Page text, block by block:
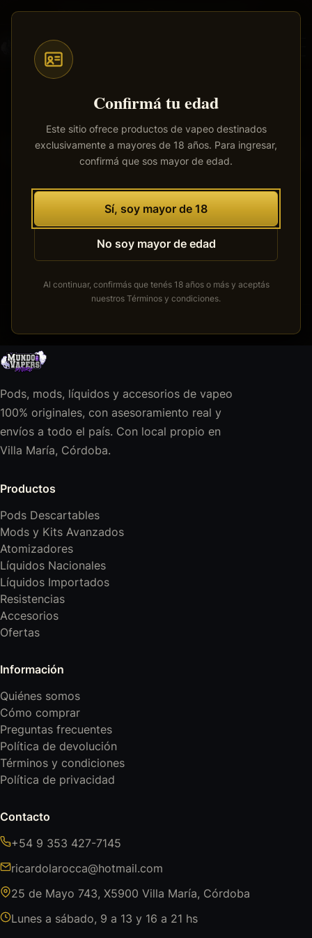
Confirmá tu edad
Este sitio ofrece productos de vapeo destinados
exclusivamente a mayores de 18 años. Para ingresar,
confirmá que sos mayor de edad.
Sí, soy mayor de 18
No soy mayor de edad
Al continuar, confirmás que tenés 18 años o más y aceptás
nuestros Términos y condiciones.
Saltar
contenido
principal
Envíos a todo el país· 100% productos originales
Tenemos grandes proyectos
Se está cocinando algo grande. Nuestra tienda está en
obras y pronto abrirá sus puertas.
Pods, mods, líquidos y accesorios de vapeo
100% originales, con asesoramiento real y
envíos a todo el país. Con local propio en
Villa María, Córdoba.
Productos
Pods Descartables
Mods y Kits Avanzados
Atomizadores
Líquidos Nacionales
Líquidos Importados
Resistencias
Accesorios
Ofertas
Información
Quiénes somos
Cómo comprar
Preguntas frecuentes
Política de devolución
Términos y condiciones
Política de privacidad
Contacto
+54 9 353 427-7145
ricardolarocca@hotmail.com
25 de Mayo 743, X5900 Villa María, Córdoba
Lunes a sábado, 9 a 13 y 16 a 21 hs